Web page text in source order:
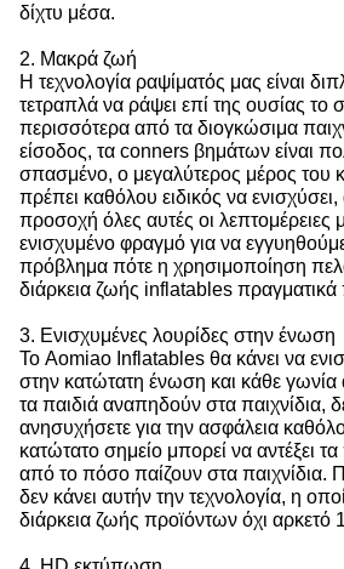
δίχτυ μέσα.
2. Μακρά ζωή
Η τεχνολογία ραψίματός μας είναι
τετραπλά να ράψει επί της ουσίας το
περισσότερα από τα διογκώσιμα
είσοδος, τα conners βημάτων είναι
σπασμένο, ο μεγαλύτερος μέρος του
πρέπει καθόλου ειδικός να
προσοχή όλες αυτές οι λεπτομέρειες
ενισχυμένο φραγμό για να
πρόβλημα πότε η χρησιμοποίηση
διάρκεια ζωής inflatables
3. Ενισχυμένες λουρίδες στην ένωση
Το Aomiao Inflatables θα κάνει να
στην κατώτατη ένωση και κάθε γωνία
τα παιδιά αναπηδούν στα παιχνίδια,
ανησυχήσετε για την ασφάλεια
κατώτατο σημείο μπορεί να αντέξει
από το πόσο παίζουν στα παιχνίδια.
δεν κάνει αυτήν την τεχνολογία, η
διάρκεια ζωής προϊόντων όχι αρκετό